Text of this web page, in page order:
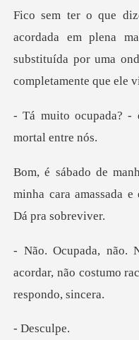
em plena
substituída por uma
minha cara amassada e
acordar, não costumo
esc